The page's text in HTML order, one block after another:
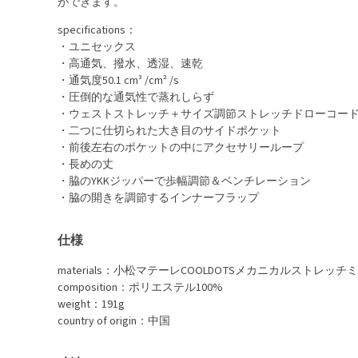
specifications：
・ユニセックス
・高通気、撥水、透湿、速乾
・通気度50.1 cm³ /cm² /s
・圧倒的な通気性で蒸れしらず
・ウェストストレッチ＋サイズ調節ストレッチドローコード
・二つに仕切られた大き目のサイドポケット
・前後左右のポケットの中にアクセサリーループ
・長めの丈
・脇のYKKジッパーで歩幅調節＆ベンチレーション
・脇の開きを調節するインナーフラップ
仕様
materials：小松マテーレCOOLDOTSメカニカルストレッチ
composition：ポリエステル100%
weight：191g
country of origin：中国